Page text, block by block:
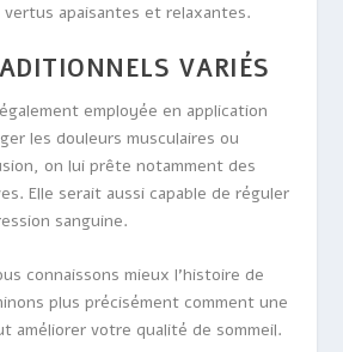
apaisantes et relaxantes.
VARIÉS
employée en application
les douleurs musculaires ou
on lui prête notamment des
Elle serait aussi capable de réguler
sanguine.
connaissons mieux l’histoire de
plus précisément comment une
améliorer votre qualité de sommeil.